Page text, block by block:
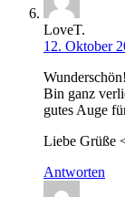
LoveT.
12. Oktober
Wunderschön!
Bin ganz
gutes Auge
Liebe Grüße
Antworten